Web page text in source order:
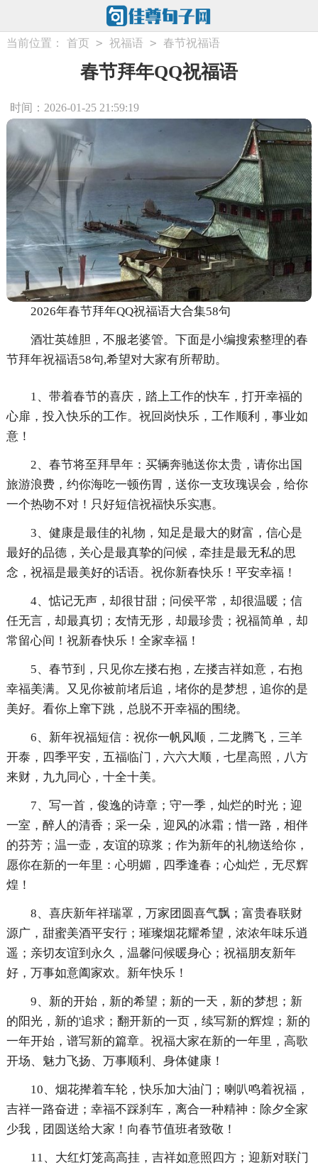
当前位置： 首页 > 祝福语 > 春节祝福语
春节拜年QQ祝福语
时间：2026-01-25 21:59:19
2026年春节拜年QQ祝福语大合集58句
酒壮英雄胆，不服老婆管。下面是小编搜索整理的春
节拜年祝福语58句,希望对大家有所帮助。
1、带着春节的喜庆，踏上工作的快车，打开幸福的
心扉，投入快乐的工作。祝回岗快乐，工作顺利，事业如
意！
2、春节将至拜早年：买辆奔驰送你太贵，请你出国
旅游浪费，约你海吃一顿伤胃，送你一支玫瑰误会，给你
一个热吻不对！只好短信祝福快乐实惠。
3、健康是最佳的礼物，知足是最大的财富，信心是
最好的品德，关心是最真挚的问候，牵挂是最无私的思
念，祝福是最美好的话语。祝你新春快乐！平安幸福！
4、惦记无声，却很甘甜；问侯平常，却很温暖；信
任无言，却最真切；友情无形，却最珍贵；祝福简单，却
常留心间！祝新春快乐！全家幸福！
5、春节到，只见你左搂右抱，左搂吉祥如意，右抱
幸福美满。又见你被前堵后追，堵你的是梦想，追你的是
美好。看你上窜下跳，总脱不开幸福的围绕。
6、新年祝福短信：祝你一帆风顺，二龙腾飞，三羊
开泰，四季平安，五福临门，六六大顺，七星高照，八方
来财，九九同心，十全十美。
7、写一首，俊逸的诗章；守一季，灿烂的时光；迎
一室，醉人的清香；采一朵，迎风的冰霜；惜一路，相伴
的芬芳；温一壶，友谊的琼浆；作为新年的礼物送给你，
愿你在新的一年里：心明媚，四季逢春；心灿烂，无尽辉
煌！
8、喜庆新年祥瑞罩，万家团圆喜气飘；富贵春联财
源广，甜蜜美酒平安行；璀璨烟花耀希望，浓浓年味乐逍
遥；亲切友谊到永久，温馨问候暖身心；祝福朋友新年
好，万事如意阖家欢。新年快乐！
9、新的开始，新的希望；新的一天，新的梦想；新
的阳光，新的'追求；翻开新的一页，续写新的辉煌；新的
一年开始，谱写新的篇章。祝福大家在新的一年里，高歌
开场、魅力飞扬、万事顺利、身体健康！
10、烟花撵着车轮，快乐加大油门；喇叭鸣着祝福，
吉祥一路奋进；幸福不踩刹车，离合一种精神：除夕全家
少我，团圆送给大家！向春节值班者致敬！
11、大红灯笼高高挂，吉祥如意照四方；迎新对联门